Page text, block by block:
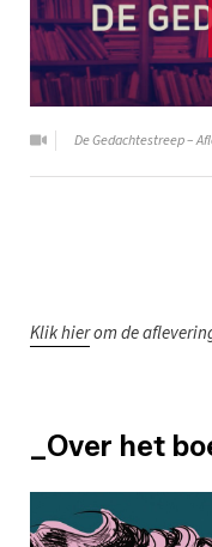
De Gedachtestreep –
Klik hierom de
_Over het